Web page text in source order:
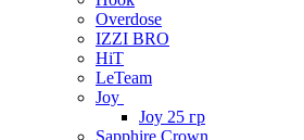
Overdose
IZZI BRO
HiT
LeTeam
Joy
Joy 25 гр
Sapphire Crown